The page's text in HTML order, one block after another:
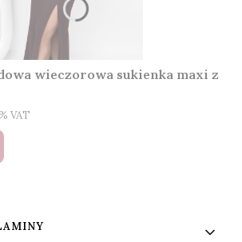
wieczorowa sukienka maxi z
VAT
VAT
stopce